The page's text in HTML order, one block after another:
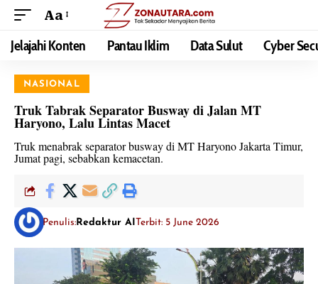
Aa
Jelajahi Konten Pantau Iklim Data Sulut Cyber
NASIONAL
Truk Tabrak Separator Busway di Jalan MT
Haryono, Lalu Lintas Macet
Truk menabrak separator busway di MT Haryono Jakarta Timur,
Jumat pagi, sebabkan kemacetan.
Penulis: Redaktur AITerbit: 5 June 2026